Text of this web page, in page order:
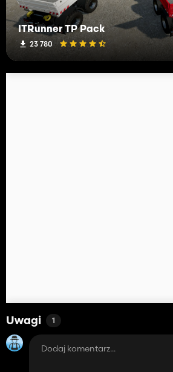
ITRunner TP Pack
23 780
Uwagi 1